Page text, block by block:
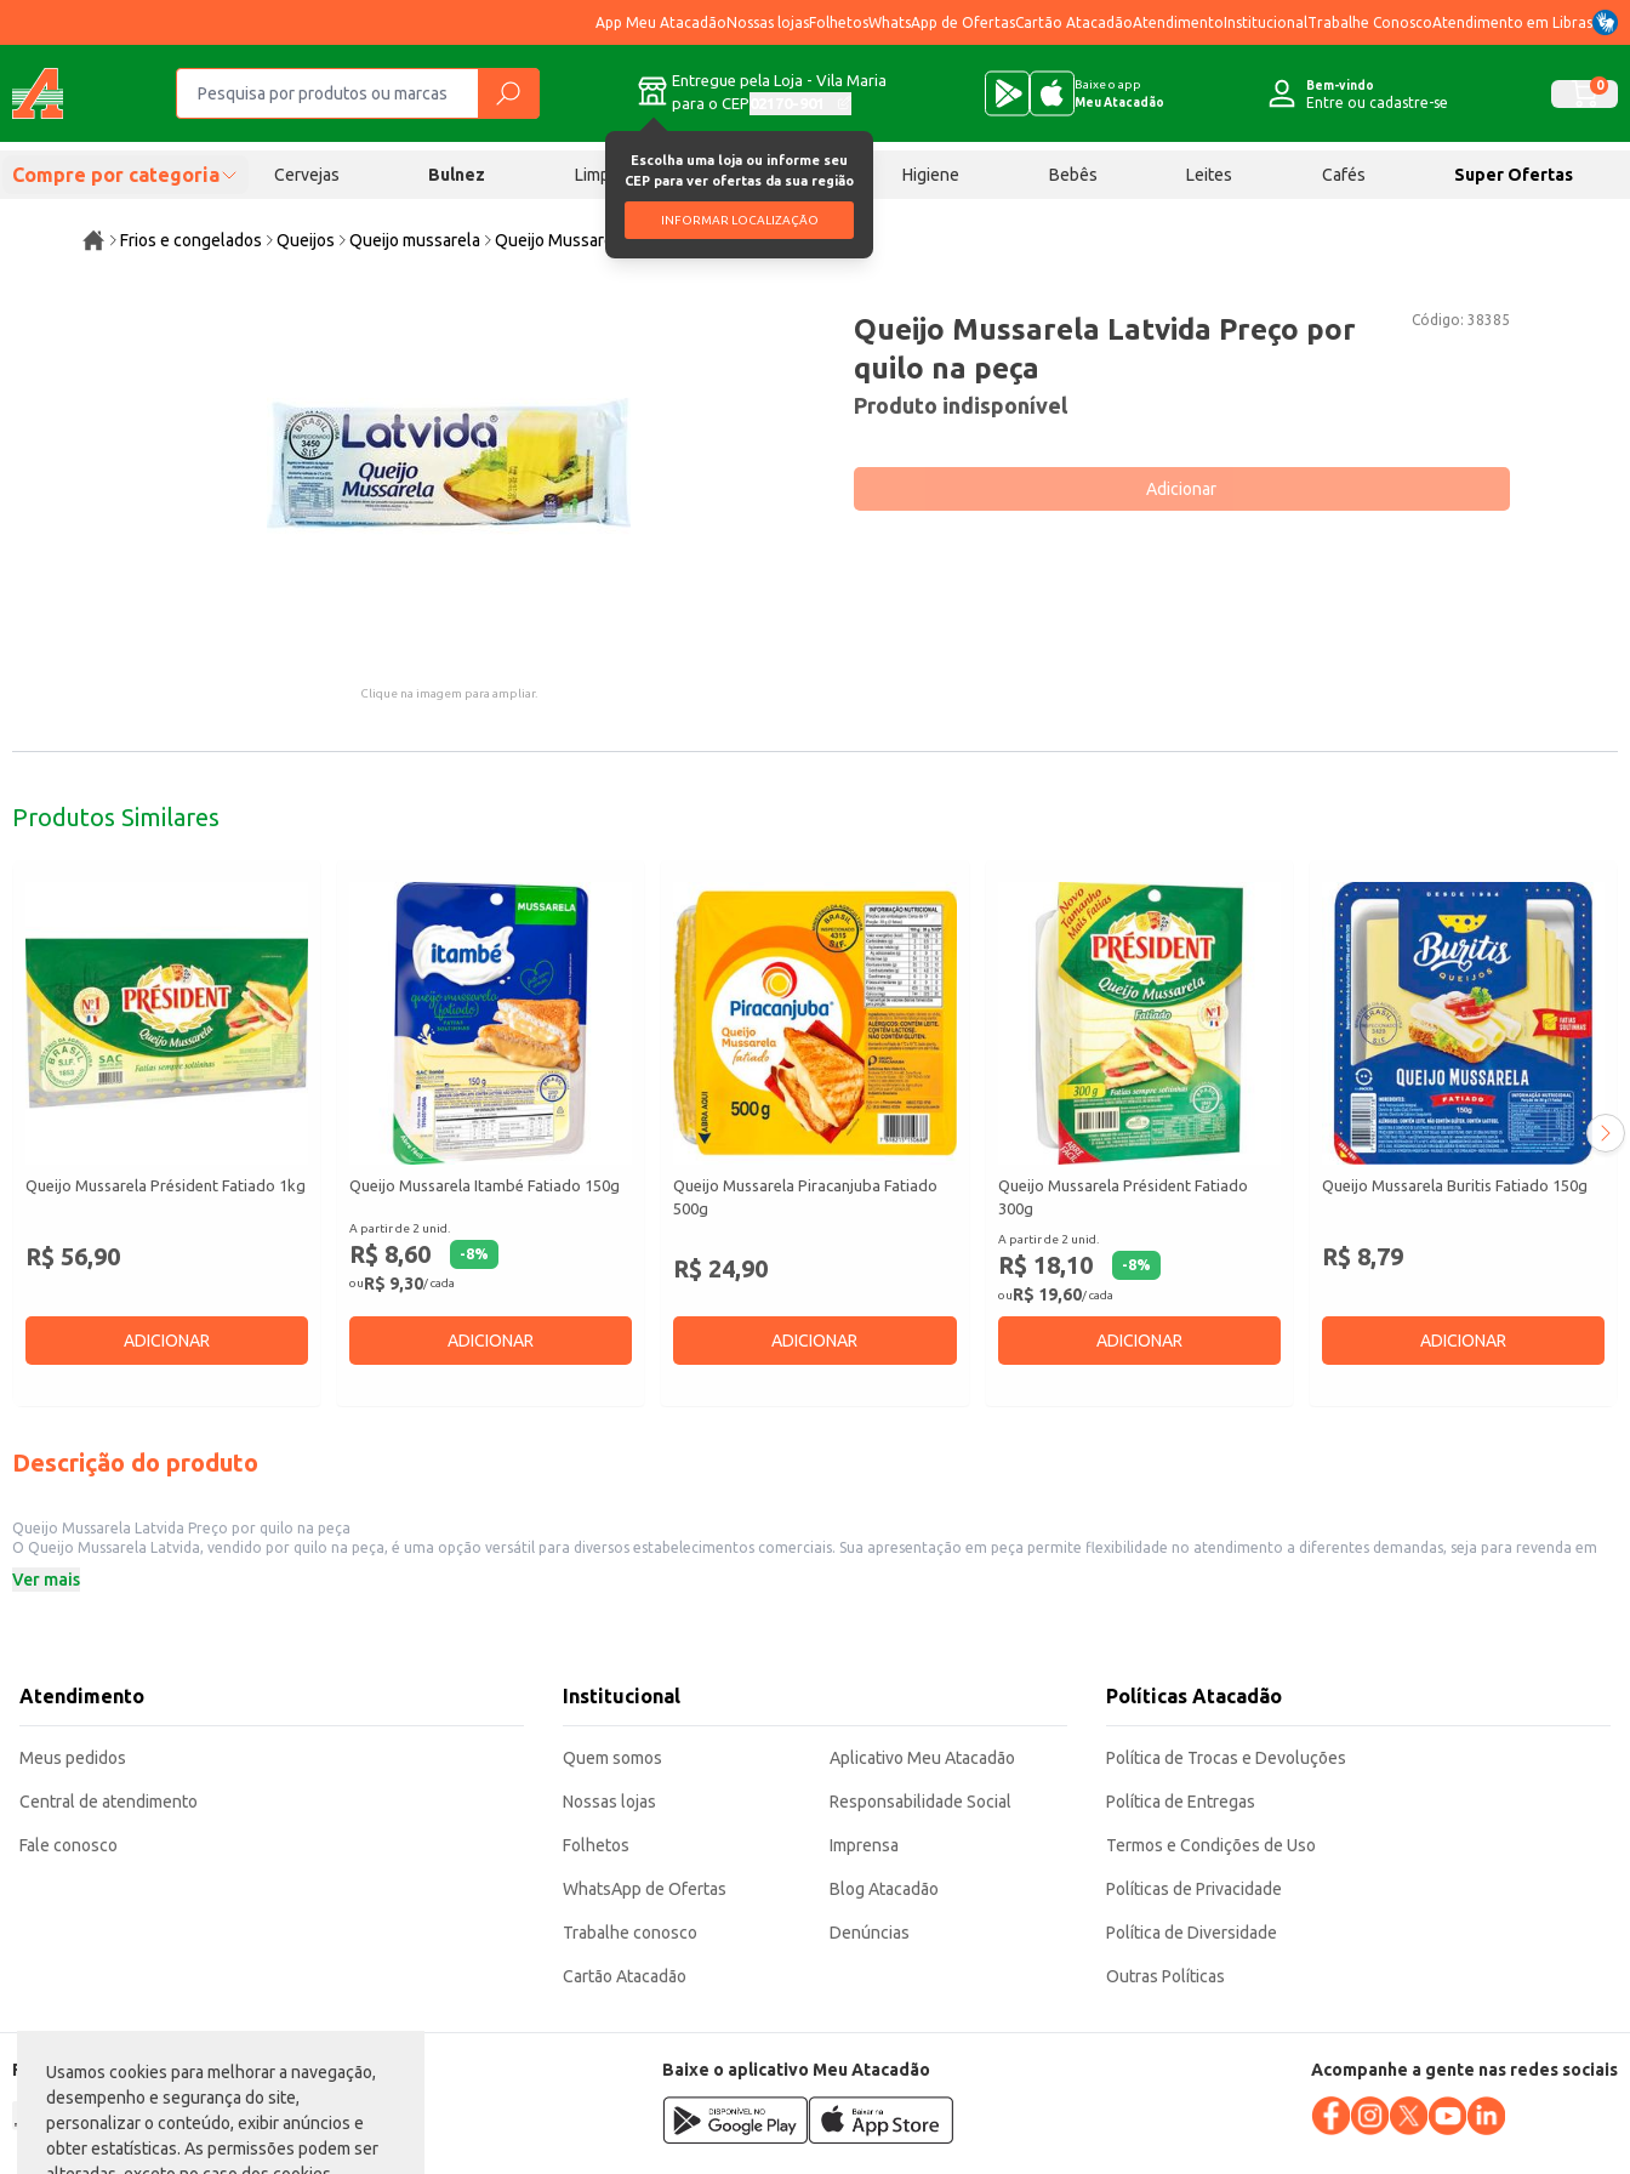
Usamos cookies para melhorar a navegação,
desempenho e segurança do site,
personalizar o conteúdo, exibir anúncios e
obter estatísticas. As permissões podem ser
App Meu AtacadãoNossas lojasFolhetosWhatsApp de OfertasCartão AtacadãoAtendimentoInstitucional Trabalhe ConoscoAtendimento em Libras
Entregue pela Loja - Vila Maria
para o CEP
Escolha uma loja ou informe seu
CEP para ver ofertas da sua região
INFORMAR LOCALIZAÇÃO
Baixe o app
Meu Atacadão
Bem-vindo
Entre ou cadastre-se
0
Compre por categoria Cervejas Bulnez Limpeza Chocolates Higiene Bebês Leites Cafés Super Ofertas
Frios e congelados Queijos Queijo mussarela Queijo Mussarela Latvida Preço por quilo na peça
Clique na imagem para ampliar.
Código: 38385
Queijo Mussarela Latvida Preço por
quilo na peça
Produto indisponível
Adicionar
Produtos Similares
Queijo Mussarela Président Fatiado 1kg
R$ 56,90
ADICIONAR
Queijo Mussarela Itambé Fatiado 150g
A partir de 2 unid.
R$ 8,60 -8%
ouR$ 9,30/ cada
ADICIONAR
Queijo Mussarela Piracanjuba Fatiado
500g
R$ 24,90
ADICIONAR
Queijo Mussarela Président Fatiado
300g
A partir de 2 unid.
R$ 18,10 -8%
ouR$ 19,60/ cada
ADICIONAR
Queijo Mussarela Buritis Fatiado 150g
R$ 8,79
ADICIONAR
Descrição do produto
Queijo Mussarela Latvida Preço por quilo na peça
O Queijo Mussarela Latvida, vendido por quilo na peça, é uma opção versátil para diversos estabelecimentos comerciais. Sua apresentação em peça permite flexibilidade no atendimento a diferentes demandas, seja para revenda em
Dicas de uso:
Marca: Latvida
Departamento: Frios e congelados
EAN: 36115989
Ver mais
Atendimento
Meus pedidos
Central de atendimento
Fale conosco
Institucional
Quem somos
Nossas lojas
Folhetos
WhatsApp de Ofertas
Trabalhe conosco
Cartão Atacadão
Aplicativo Meu Atacadão
Responsabilidade Social
Imprensa
Blog Atacadão
Denúncias
Políticas Atacadão
Política de Trocas e Devoluções
Política de Entregas
Termos e Condições de Uso
Políticas de Privacidade
Política de Diversidade
Outras Políticas
Formas de pagamento Baixe o aplicativo Meu Atacadão Acompanhe a gente nas redes sociais